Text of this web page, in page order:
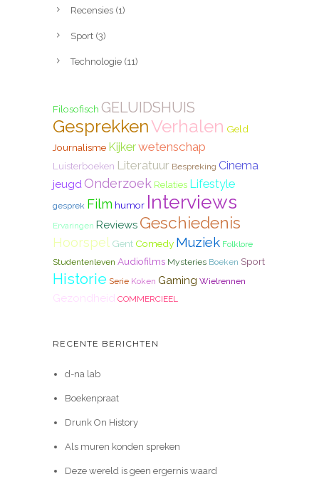
Recensies (1)
Sport (3)
Technologie (11)
Filosofisch GELUIDSHUIS
GesprekkenVerhalen Geld
Journalisme Kijkerwetenschap
Luisterboeken Literatuur Bespreking Cinema
jeugdOnderzoek Relaties Lifestyle
gesprek Film humor Interviews
Ervaringen Reviews Geschiedenis
Hoorspel Gent Comedy Muziek Folklore
Studentenleven Audiofilms Mysteries Boeken Sport
Historie Serie Koken Gaming Wielrennen
Gezondheid COMMERCIEEL
RECENTE BERICHTEN
d-na lab
Boekenpraat
Drunk On History
Als muren konden spreken
Deze wereld is geen ergernis waard